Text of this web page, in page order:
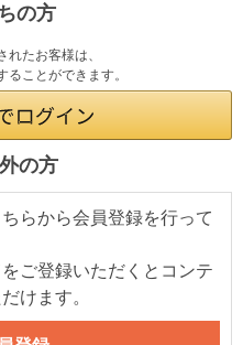
の方
たお客様は、
ことができます。
の方
らから会員登録を行って
ご登録いただくとコンテ
けます。